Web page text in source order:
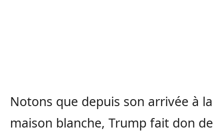
Notons que depuis son arrivée à la
maison blanche, Trump fait don de